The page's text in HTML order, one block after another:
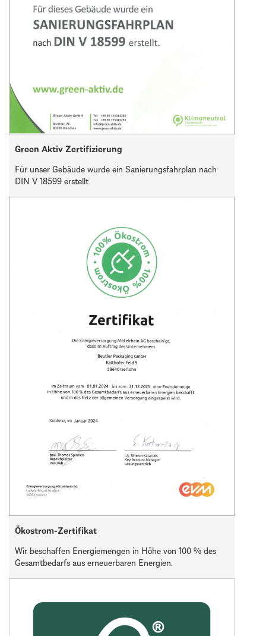
Green Aktiv Zertifizierung
Für unser Gebäude wurde ein Sanierungsfahrplan nach
DIN V 18599 erstellt
Ökostrom-Zertifikat
Wir beschaffen Energiemengen in Höhe von 100 % des
Gesamtbedarfs aus erneuerbaren Energien.